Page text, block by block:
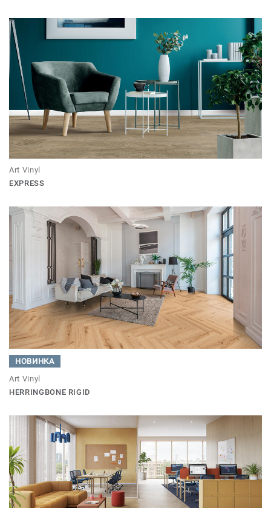
Art Vinyl
EXPRESS
НОВИНКА
Art Vinyl
HERRINGBONE RIGID